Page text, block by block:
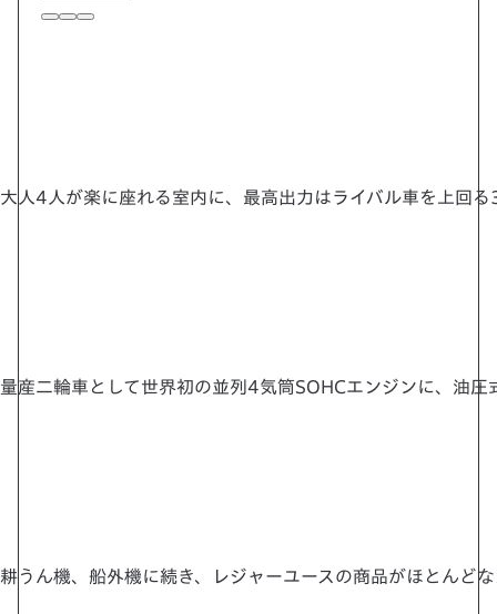
大人4人が楽に座れる室内に、最高出力はライバル車を上回
量産二輪車として世界初の並列4気筒SOHCエンジンに、油
耕うん機、船外機に続き、レジャーユースの商品がほとんど